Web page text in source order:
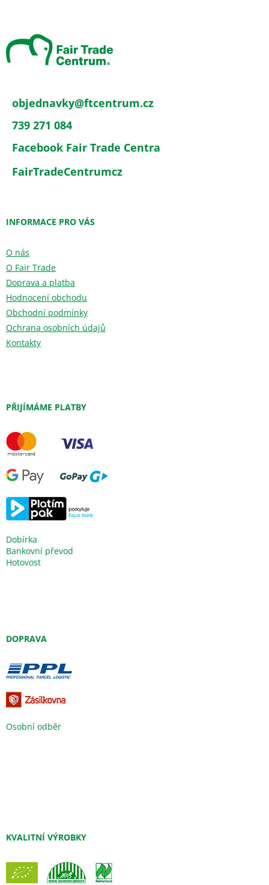
objednavky@ftcentrum.cz
739 271 084
Facebook Fair Trade Centra
FairTradeCentrumcz
INFORMACE PRO VÁS
O nás
O Fair Trade
Doprava a platba
Hodnocení obchodu
Obchodní podmínky
Ochrana osobních údajů
Kontakty
PŘIJÍMÁME PLATBY
Dobírka
Bankovní převod
Hotovost
DOPRAVA
Osobní odběr
KVALITNÍ VÝROBKY